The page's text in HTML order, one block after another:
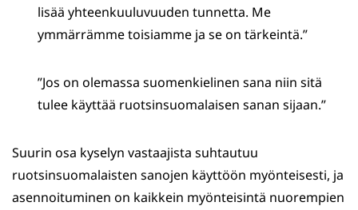
lisää yhteenkuuluvuuden tunnetta. Me
ymmärrämme toisiamme ja se on tärkeintä.”
”Jos on olemassa suomenkielinen sana niin sitä
tulee käyttää ruotsinsuomalaisen sanan sijaan.”
Suurin osa kyselyn vastaajista suhtautuu
ruotsinsuomalaisten sanojen käyttöön myönteisesti, ja
asennoituminen on kaikkein myönteisintä nuorempien